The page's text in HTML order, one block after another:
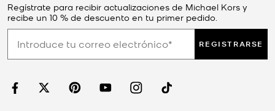
Regístrate para recibir actualizaciones de Michael Kors y
recibe un 10 % de descuento en tu primer pedido.
REGISTRARSE